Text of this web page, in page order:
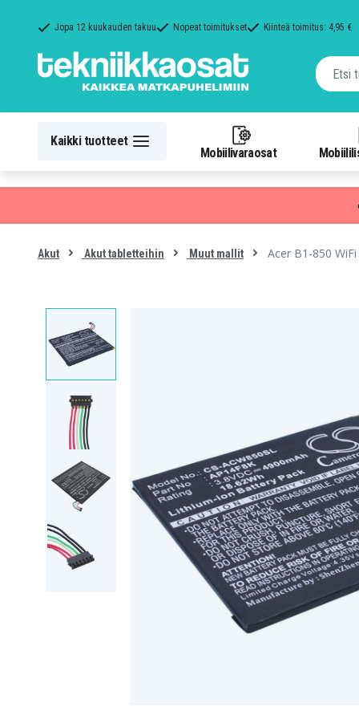
Jopa 12 kuukauden takuu Nopeat toimitukset Kiinteä toimitus: 4,95 €
Kaikki tuotteet
Mobiilivaraosat
Akut Akut tabletteihin Muut mallit Acer B1-850